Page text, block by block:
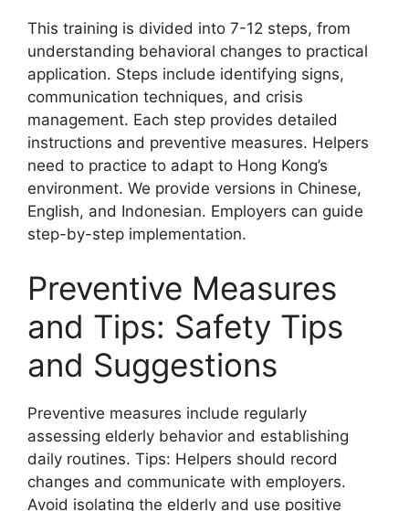
This training is divided into 7-12 steps, from
understanding behavioral changes to practical
application. Steps include identifying signs,
communication techniques, and crisis
management. Each step provides detailed
instructions and preventive measures. Helpers
need to practice to adapt to Hong Kong’s
environment. We provide versions in Chinese,
English, and Indonesian. Employers can guide
step-by-step implementation.
Preventive Measures
and Tips: Safety Tips
and Suggestions
Preventive measures include regularly
assessing elderly behavior and establishing
daily routines. Tips: Helpers should record
changes and communicate with employers.
Avoid isolating the elderly and use positive